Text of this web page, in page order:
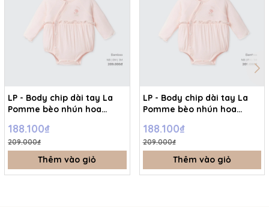
LP - Body chip dài tay La
Pomme bèo nhún hoa
- SS26.T7A
188.100₫
209.000₫
Thêm vào giỏ
LP - Body chip dài tay La
Pomme bèo nhún hoa
Newborn - SS26.T7A
188.100₫
209.000₫
Thêm vào giỏ